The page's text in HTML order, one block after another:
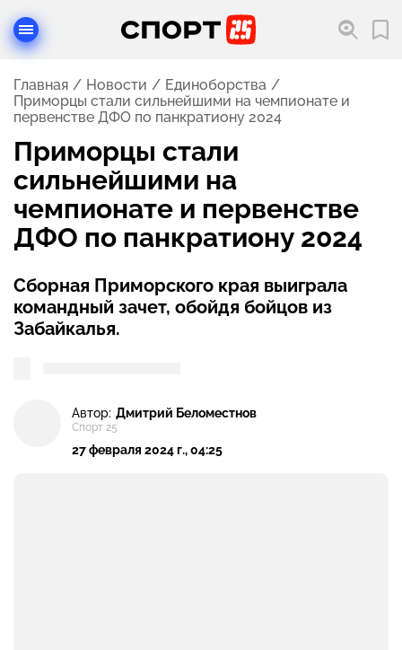
Главная Новости
Единоборства
Приморцы стали сильнейшими на чемпионате и
первенстве ДФО по панкратиону 2024
Приморцы стали
сильнейшими на
чемпионате и первенстве
ДФО по панкратиону 2024
Сборная Приморского края выиграла
командный зачет, обойдя бойцов из
Забайкалья.
Автор: Дмитрий Беломестнов
Спорт 25
27 февраля 2024 г., 04:25